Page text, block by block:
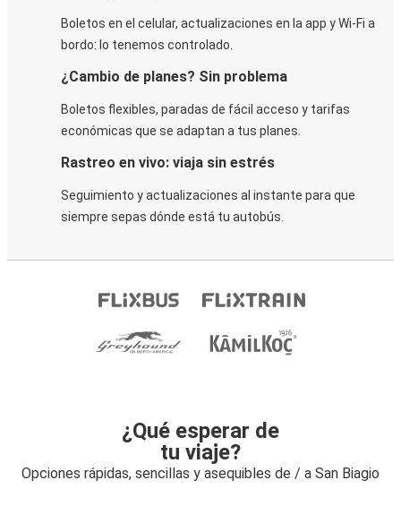
Boletos en el celular, actualizaciones en la app y Wi-Fi a
bordo: lo tenemos controlado.
¿Cambio de planes? Sin problema
Boletos flexibles, paradas de fácil acceso y tarifas
económicas que se adaptan a tus planes.
Rastreo en vivo: viaja sin estrés
Seguimiento y actualizaciones al instante para que
siempre sepas dónde está tu autobús.
¿Qué esperar de
tu viaje?
Opciones rápidas, sencillas y asequibles de / a San Biagio